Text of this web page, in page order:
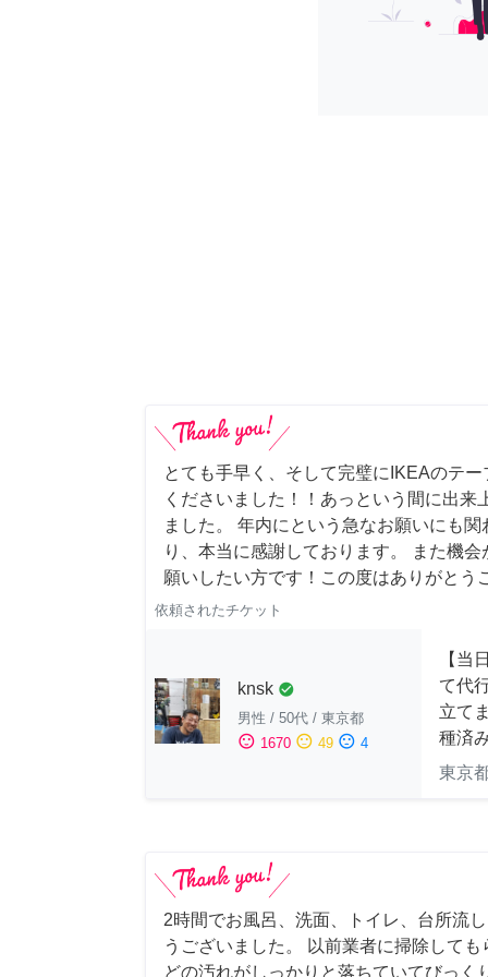
とても手早く、そして完璧にIKEAのテ
くださいました！！あっという間に出来
ました。 年内にという急なお願いにも
り、本当に感謝しております。 また機
願いしたい方です！この度はありがとう
依頼されたチケット
knsk check_circle
男性 / 50代 / 東京都
sentiment_satisfied 1670 sentiment_neutral 49 sentiment_dissatisfied 4
【当
て代
立て
種済
東京
2時間でお風呂、洗面、トイレ、台所流
うございました。 以前業者に掃除して
どの汚れがしっかりと落ちていてびっく